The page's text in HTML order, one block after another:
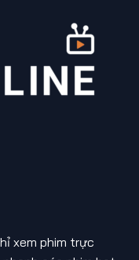
xem phim trực